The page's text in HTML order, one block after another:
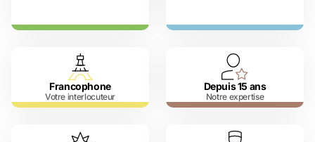
Francophone
Votre interlocuteur
Depuis 15 ans
Notre expertise